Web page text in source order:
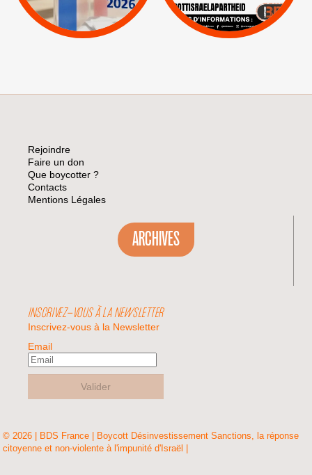
Pétitions
Visuels, tracts,
affiches,...
Rejoindre
Faire un don
Que boycotter ?
Contacts
Mentions Légales
ARCHIVES
INSCRIVEZ-VOUS À LA NEWSLETTER
Inscrivez-vous à la Newsletter
Email
Valider
© 2026 | BDS France | Boycott Désinvestissement Sanctions, la réponse
citoyenne et non-violente à l'impunité d'Israël |